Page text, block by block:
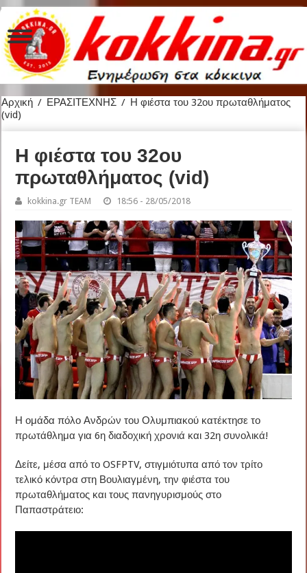
Αρχική / ΕΡΑΣΙΤΕΧΝΗΣ / Η φιέστα του 32ου πρωταθλήματος
(vid)
Η φιέστα του 32ου
πρωταθλήματος (vid)
kokkina.gr TEAM 18:56 - 28/05/2018
Η ομάδα πόλο Ανδρών του Ολυμπιακού κατέκτησε το
πρωτάθλημα για 6η διαδοχική χρονιά και 32η συνολικά!
Δείτε, μέσα από το OSFPTV, στιγμιότυπα από τον τρίτο
τελικό κόντρα στη Βουλιαγμένη, την φιέστα του
πρωταθλήματος και τους πανηγυρισμούς στο
Παπαστράτειο: